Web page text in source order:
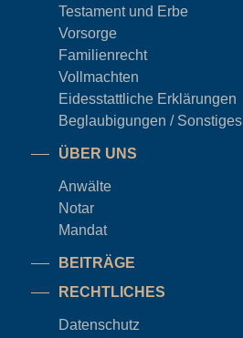
Testament und Erbe
Vorsorge
Familienrecht
Vollmachten
Eidesstattliche Erklärungen
Beglaubigungen / Sonstiges
ÜBER UNS
Anwälte
Notar
Mandat
BEITRÄGE
RECHTLICHES
Datenschutz